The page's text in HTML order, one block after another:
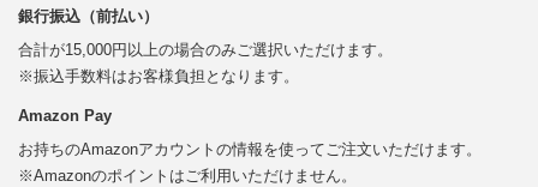
銀行振込（前払い）
合計が15,000円以上の場合のみご選択いただけます。
※振込手数料はお客様負担となります。
Amazon Pay
お持ちのAmazonアカウントの情報を使ってご注文いただけます。
※Amazonのポイントはご利用いただけません。